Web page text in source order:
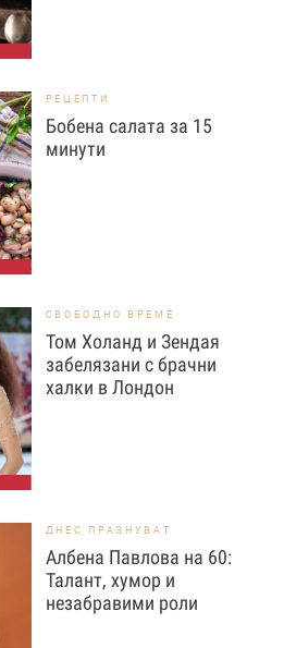
РЕЦЕПТИ
Бобена салата за 15
минути
СВОБОДНО ВРЕМЕ
Том Холанд и Зендая
забелязани с брачни
халки в Лондон
ДНЕС ПРАЗНУВАТ
Албена Павлова на 60:
Талант, хумор и
незабравими роли